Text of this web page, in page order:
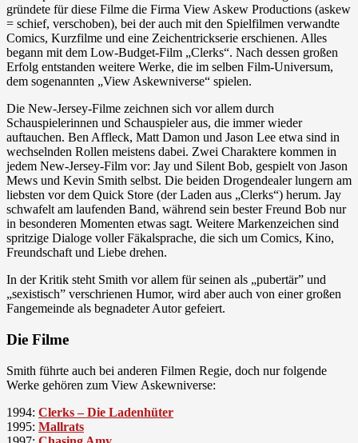
gründete für diese Filme die Firma View Askew Productions (askew
= schief, verschoben), bei der auch mit den Spielfilmen verwandte
Comics, Kurzfilme und eine Zeichentrickserie erschienen. Alles
begann mit dem Low-Budget-Film „Clerks“. Nach dessen großen
Erfolg entstanden weitere Werke, die im selben Film-Universum,
dem sogenannten „View Askewniverse“ spielen.
Die New-Jersey-Filme zeichnen sich vor allem durch
Schauspielerinnen und Schauspieler aus, die immer wieder
auftauchen. Ben Affleck, Matt Damon und Jason Lee etwa sind in
wechselnden Rollen meistens dabei. Zwei Charaktere kommen in
jedem New-Jersey-Film vor: Jay und Silent Bob, gespielt von Jason
Mews und Kevin Smith selbst. Die beiden Drogendealer lungern am
liebsten vor dem Quick Store (der Laden aus „Clerks“) herum. Jay
schwafelt am laufenden Band, während sein bester Freund Bob nur
in besonderen Momenten etwas sagt. Weitere Markenzeichen sind
spritzige Dialoge voller Fäkalsprache, die sich um Comics, Kino,
Freundschaft und Liebe drehen.
In der Kritik steht Smith vor allem für seinen als „pubertär” und
„sexistisch” verschrienen Humor, wird aber auch von einer großen
Fangemeinde als begnadeter Autor gefeiert.
Die Filme
Smith führte auch bei anderen Filmen Regie, doch nur folgende
Werke gehören zum View Askewniverse:
1994: Clerks – Die Ladenhüter
1995: Mallrats